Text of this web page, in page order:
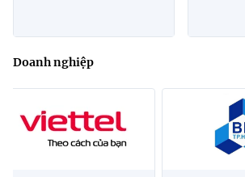
Doanh nghiệp